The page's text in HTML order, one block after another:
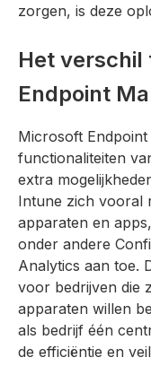
zorgen, is deze
Het
Endpoint
Microsoft
functionaliteiten
extra
Intune zich vooral
apparaten en
onder andere
Analytics aan toe.
voor bedrijven die
apparaten willen
als bedrijf één
de efficiëntie en